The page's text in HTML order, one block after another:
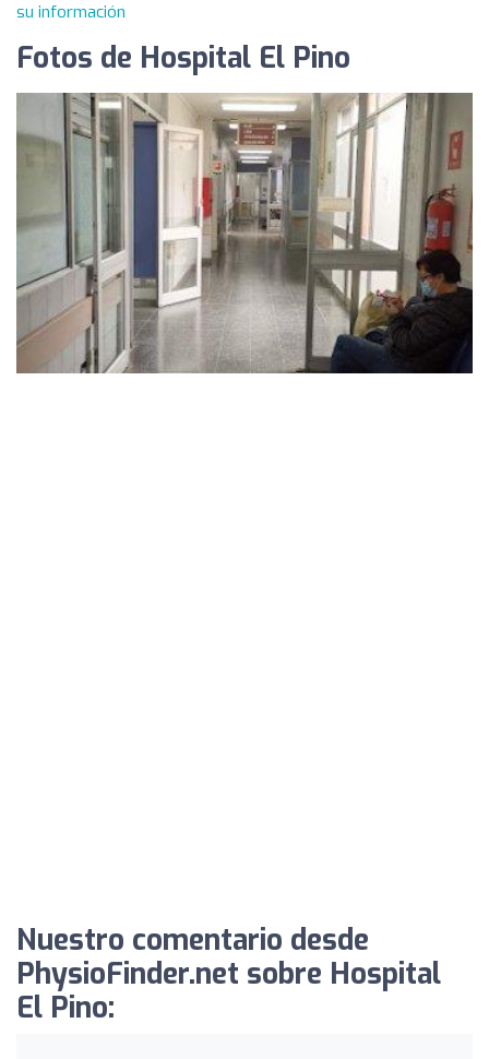
su información
Fotos de Hospital El Pino
Nuestro comentario desde
PhysioFinder.net sobre Hospital
El Pino: